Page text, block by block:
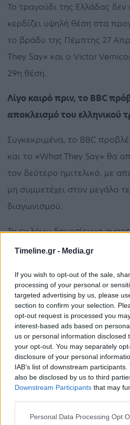
Timeline.gr - Media.gr
If you wish to opt-out of the sale,
processing of your personal or
targeted advertising by us, please
section to confirm your selection.
opt-out request is processed you
interest-based ads based on
us or personal information disclosed
your opt-out. You may separately
disclosure of your personal
IAB’s list of downstream
also be disclosed by us to third
Downstream Participants that may
Personal Data Processing Opt
Το τραγούδι της Ελλάδας δεν
κερδίζει υψηλή θέση στα
το βράδυ της Πέμπτης 27
They Say» και ο Victor
29η θέση.
Λίγο καιρό πριν, το BBC
αποκλεισμό του ελληνικού
Συγκεκριμένα, το BBC
και το «What They Say» θα
τον δεύτερο ημιτελικό, με
μη συμμετέχει στον μεγάλο
διαγωνισμού.
Το εν λόγω δημοσίευμα
τον Εθνικό Ραδιοτηλεοπτικό
μεγάλη βαρύτητα.
Σύμφωνα με όσα γράφει, το
εκπροσωπεί φέτος τη χώρα
say», «δεν είναι εκείνο που
δώσει μια ιδιαίτερη
θεαματική παρουσίαση».